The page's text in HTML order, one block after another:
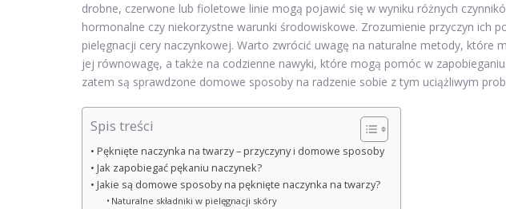
drobne, czerwone lub fioletowe linie mogą pojawić się w wyniku różnych
hormonalne czy niekorzystne warunki środowiskowe. Zrozumienie przyczyn ich
pielęgnacji cery naczynkowej. Warto zwrócić uwagę na naturalne metody, które
jej równowagę, a także na codzienne nawyki, które mogą pomóc w
zatem są sprawdzone domowe sposoby na radzenie sobie z tym uciążliwym
Spis treści
Pęknięte naczynka na twarzy – przyczyny i domowe sposoby
Jak zapobiegać pękaniu naczynek?
Jakie są domowe sposoby na pęknięte naczynka na twarzy?
Naturalne składniki w pielęgnacji skóry